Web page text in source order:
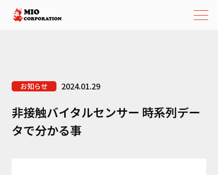
お知らせ 2024.01.29
非接触バイタルセンサー 時系列デー
タで分かる事